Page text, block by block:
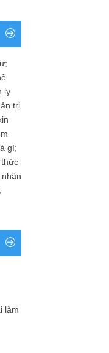
;
ly
trị
gì;
thức
;
làm